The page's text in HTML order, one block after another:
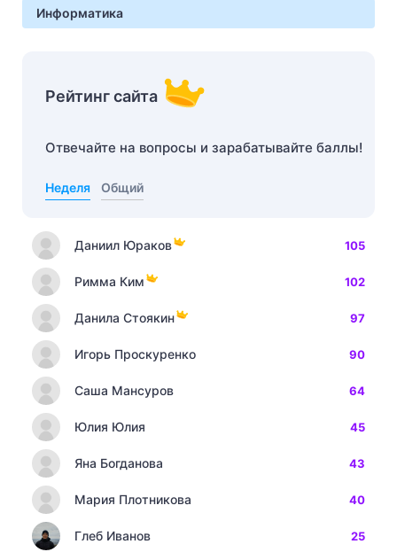
Информатика
Рейтинг сайта
Отвечайте на вопросы и зарабатывайте баллы!
Неделя Общий
Даниил Юраков 105
Римма Ким 102
Данила Стоякин 97
Игорь Проскуренко 90
Саша Мансуров 64
Юлия Юлия 45
Яна Богданова 43
Мария Плотникова 40
Глеб Иванов 25